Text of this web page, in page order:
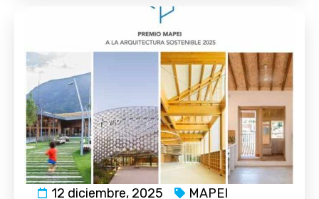
12 diciembre, 2025 MAPEI